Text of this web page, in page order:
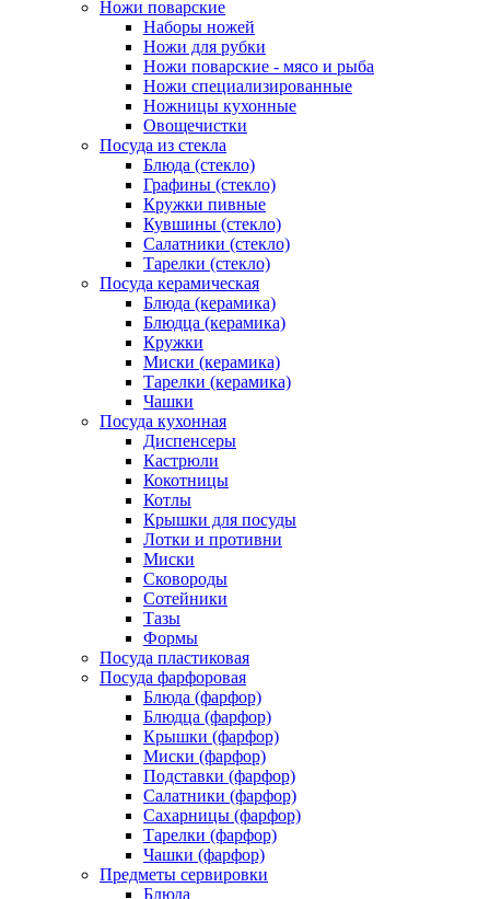
Ножи поварские
Наборы ножей
Ножи для рубки
Ножи поварские - мясо и рыба
Ножи специализированные
Ножницы кухонные
Овощечистки
Посуда из стекла
Блюда (стекло)
Графины (стекло)
Кружки пивные
Кувшины (стекло)
Салатники (стекло)
Тарелки (стекло)
Посуда керамическая
Блюда (керамика)
Блюдца (керамика)
Кружки
Миски (керамика)
Тарелки (керамика)
Чашки
Посуда кухонная
Диспенсеры
Кастрюли
Кокотницы
Котлы
Крышки для посуды
Лотки и противни
Миски
Сковороды
Сотейники
Тазы
Формы
Посуда пластиковая
Посуда фарфоровая
Блюда (фарфор)
Блюдца (фарфор)
Крышки (фарфор)
Миски (фарфор)
Подставки (фарфор)
Салатники (фарфор)
Сахарницы (фарфор)
Тарелки (фарфор)
Чашки (фарфор)
Предметы сервировки
Блюда